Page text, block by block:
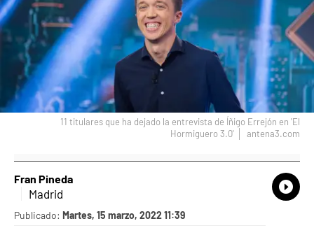
11 titulares que ha dejado la entrevista de Íñigo Errejón en 'El
Hormiguero 3.0'
antena3.com
Fran Pineda
Madrid
Publicado: Martes, 15 marzo, 2022 11:39